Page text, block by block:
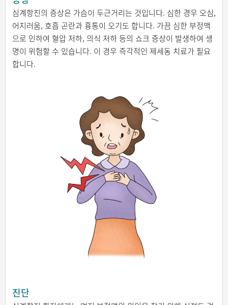
심계항진의 증상은 가슴이 두근거리는 것입니다. 심한 경우 오심,
어지러움, 호흡 곤란과 흉통이 오기도 합니다. 가끔 심한 부정맥
으로 인하여 혈압 저하, 의식 저하 등의 쇼크 증상이 발생하여 생
명이 위험할 수 있습니다. 이 경우 즉각적인 제세동 치료가 필요
합니다.
진단